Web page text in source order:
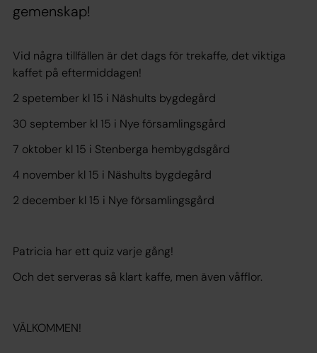
gemenskap!
Vid några tillfällen är det dags för trekaffe, det viktiga
kaffet på eftermiddagen!
2 spetember kl 15 i Näshults bygdegård
30 september kl 15 i Nye församlingsgård
7 oktober kl 15 i Stenberga hembygdsgård
4 november kl 15 i Näshults bygdegård
2 december kl 15 i Nye församlingsgård
Patricia har ett quiz varje gång!
Och det serveras så klart kaffe, men även våfflor.
VÄLKOMMEN!